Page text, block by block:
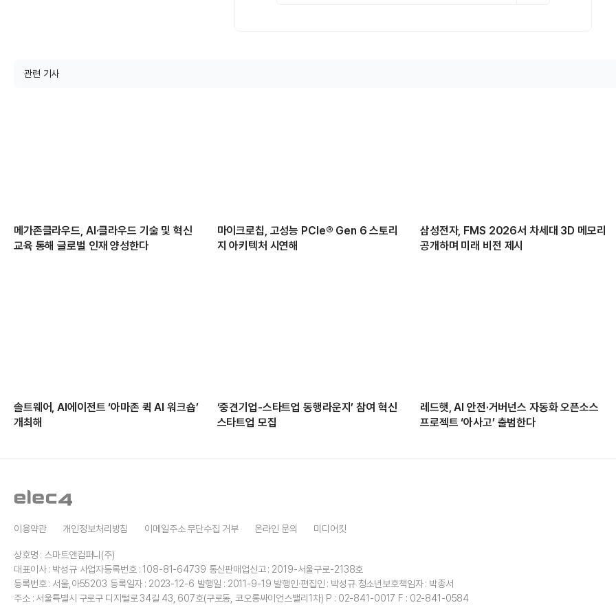
관련 기사
메가존클라우드, AI·클라우드 기술 및 혁신
교육 통해 글로벌 인재 양성한다
마이크로칩, 고성능 PCIe® Gen 6 스토리
지 아키텍처 시연해
삼성전자, FMS 2026서 차세대 3D 메모리
공개하며 미래 비전 제시
솔트웨어, AI에이전트 ‘아마존 퀵 AI 워크숍’
개최해
‘중견기업-스타트업 동행라운지’ 참여 혁신
스타트업 모집
레드햇, AI 안전·거버넌스 자동화 오픈소스
프로젝트 ‘아사고’ 출범한다
이용약관 개인정보처리방침 이메일주소 무단수집 거부 온라인 문의 미디어킷
상호명 : 스마트앤컴퍼니(주)
대표이사 : 박성규 사업자등록번호 : 108-81-64739 통신판매업신고 : 2019-서울구로-2138호
등록번호 : 서울,아55203 등록일자 : 2023-12-6 발행일 : 2011-9-19 발행인·편집인 : 박성규 청소년보호책임자 : 박종서
주소 : 서울특별시 구로구 디지털로 34길 43, 607호(구로동, 코오롱싸이언스밸리1차) P : 02-841-0017 F : 02-841-0584